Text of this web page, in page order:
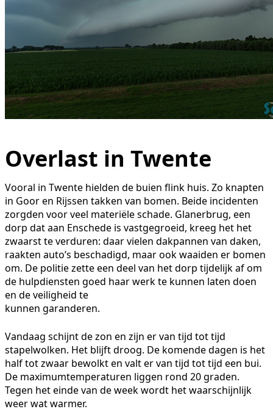
Overlast in Twente
Vooral in Twente hielden de buien flink huis. Zo knapten
in Goor en Rijssen takken van bomen. Beide incidenten
zorgden voor veel materiële schade. Glanerbrug, een
dorp dat aan Enschede is vastgegroeid, kreeg het het
zwaarst te verduren: daar vielen dakpannen van daken,
raakten auto’s beschadigd, maar ook waaiden er bomen
om. De politie zette een deel van het dorp tijdelijk af om
de hulpdiensten goed haar werk te kunnen laten doen
en de veiligheid te
kunnen garanderen.
Vandaag schijnt de zon en zijn er van tijd tot tijd
stapelwolken. Het blijft droog. De komende dagen is het
half tot zwaar bewolkt en valt er van tijd tot tijd een bui.
De maximumtemperaturen liggen rond 20 graden.
Tegen het einde van de week wordt het waarschijnlijk
weer wat warmer.